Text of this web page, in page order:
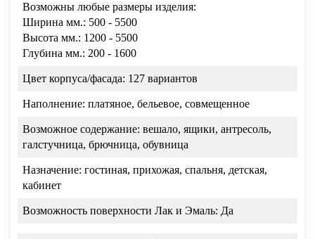
Возможны любые размеры изделия:
Ширина мм.: 500 - 5500
Высота мм.: 1200 - 5500
Глубина мм.: 200 - 1600
Цвет корпуса/фасада: 127 вариантов
Наполнение: платяное, бельевое, совмещенное
Возможное содержание: вешало, ящики, антресоль,
галстучница, брючница, обувница
Назначение: гостиная, прихожая, спальня, детская,
кабинет
Возможность поверхности Лак и Эмаль: Да